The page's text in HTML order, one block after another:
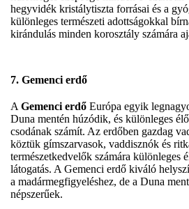
hegyvidék kristálytiszta forrásai és a
különleges természeti adottságokkal
kirándulás minden korosztály számára
7. Gemenci erdő
A Gemenci erdő Európa egyik
Duna mentén húzódik, és különleges
csodának számít. Az erdőben gazdag
köztük gímszarvasok, vaddisznók és
természetkedvelők számára különleges
látogatás. A Gemenci erdő kiváló
a madármegfigyeléshez, de a Duna
népszerűek.